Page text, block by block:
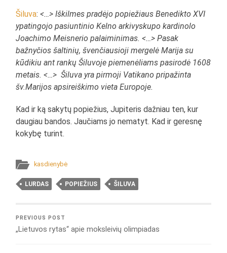
Šiluva:<…> Iškilmes pradėjo popiežiaus Benedikto XVI
ypatingojo pasiuntinio Kelno arkivyskupo kardinolo
Joachimo Meisnerio palaiminimas. <…> Pasak
bažnyčios šaltinių, švenčiausioji mergelė Marija su
kūdikiu ant rankų Šiluvoje piemenėliams pasirodė 1608
metais. <…> Šiluva yra pirmoji Vatikano pripažinta
šv.Marijos apsireiškimo vieta Europoje.
Kad ir ką sakytų popiežius, Jupiteris dažniau ten, kur
daugiau bandos. Jaučiams jo nematyt. Kad ir geresnę
kokybę turint.
kasdienybė
LURDAS POPIEŽIUS ŠILUVA
PREVIOUS POST
„Lietuvos rytas“ apie moksleivių olimpiadas